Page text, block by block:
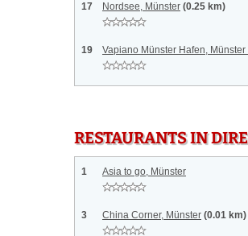
17 Nordsee, Münster (0.25 km)
19 Vapiano Münster Hafen, Münster
RESTAURANTS IN
1 Asia to go, Münster
3 China Corner, Münster (0.01 km)